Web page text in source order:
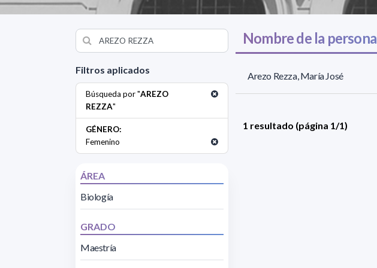
Filtros aplicados
Búsqueda por "AREZO
REZZA"
GÉNERO:
Femenino
ÁREA
Biología
GRADO
Maestría
Nombre de la persona
Arezo Rezza, María José
1 resultado (página 1/1)